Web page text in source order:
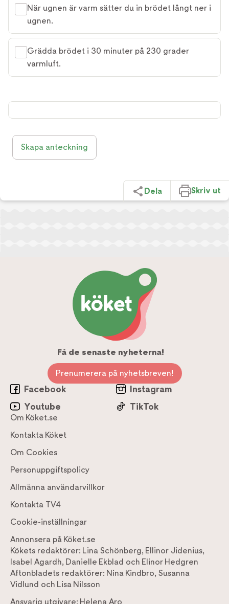
När ugnen är varm sätter du in brödet långt ner i
ugnen.
Grädda brödet i 30 minuter på 230 grader
varmluft.
Skapa anteckning
Dela Skriv ut
Få de senaste nyheterna!
Prenumerera på nyhetsbreven!
Facebook
Instagram
Youtube
TikTok
Om Köket.se
Kontakta Köket
Om Cookies
Personuppgiftspolicy
Allmänna användarvillkor
Kontakta TV4
Cookie-inställningar
Annonsera på Köket.se
Kökets redaktörer: Lina Schönberg, Ellinor Jidenius,
Isabel Agardh, Danielle Ekblad och Elinor Hedgren
Aftonbladets redaktörer: Nina Kindbro, Susanna
Vidlund och Lisa Nilsson
Ansvarig utgivare: Helena Aro